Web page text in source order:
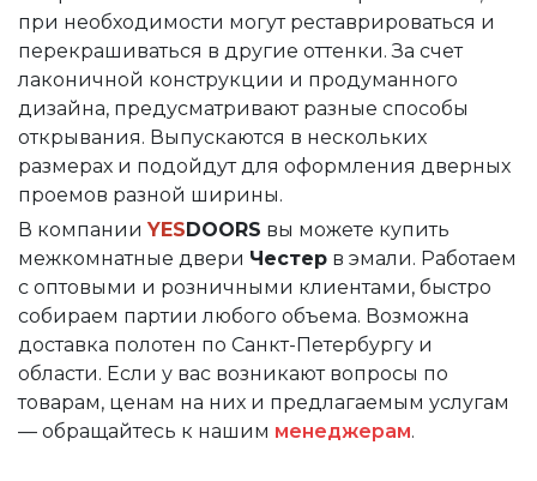
при необходимости могут реставрироваться и
перекрашиваться в другие оттенки. За счет
лаконичной конструкции и продуманного
дизайна, предусматривают разные способы
открывания. Выпускаются в нескольких
размерах и подойдут для оформления дверных
проемов разной ширины.
В компании YESDOORS вы можете купить
межкомнатные двери Честер в эмали. Работаем
с оптовыми и розничными клиентами, быстро
собираем партии любого объема. Возможна
доставка полотен по Санкт-Петербургу и
области. Если у вас возникают вопросы по
товарам, ценам на них и предлагаемым услугам
— обращайтесь к нашим менеджерам.